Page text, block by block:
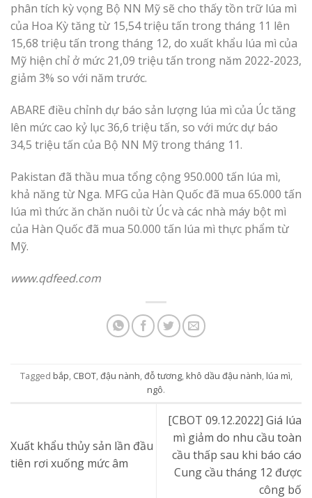
phân tích kỳ vọng Bộ NN Mỹ sẽ cho thấy tồn trữ lúa mì
của Hoa Kỳ tăng từ 15,54 triệu tấn trong tháng 11 lên
15,68 triệu tấn trong tháng 12, do xuất khẩu lúa mì của
Mỹ hiện chỉ ở mức 21,09 triệu tấn trong năm 2022-2023,
giảm 3% so với năm trước.
ABARE điều chỉnh dự báo sản lượng lúa mì của Úc tăng
lên mức cao kỷ lục 36,6 triệu tấn, so với mức dự báo
34,5 triệu tấn của Bộ NN Mỹ trong tháng 11.
Pakistan đã thầu mua tổng cộng 950.000 tấn lúa mì,
khả năng từ Nga. MFG của Hàn Quốc đã mua 65.000 tấn
lúa mì thức ăn chăn nuôi từ Úc và các nhà máy bột mì
của Hàn Quốc đã mua 50.000 tấn lúa mì thực phẩm từ
Mỹ.
www.qdfeed.com
Tagged bắp, CBOT,đậu nành,đỗ tương, khô dầu đậu nành, lúa mì,
ngô.
Xuất khẩu thủy sản lần đầu
tiên rơi xuống mức âm
[CBOT 09.12.2022] Giá lúa
mì giảm do nhu cầu toàn
cầu thấp sau khi báo cáo
Cung cầu tháng 12 được
công bố